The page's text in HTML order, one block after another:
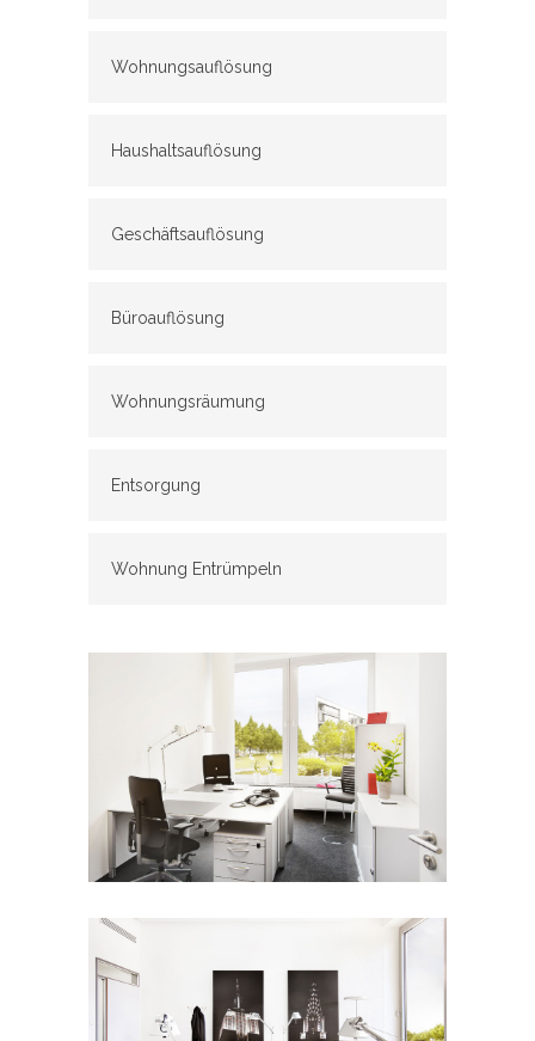
Wohnungsauflösung
Haushaltsauflösung
Geschäftsauflösung
Büroauflösung
Wohnungsräumung
Entsorgung
Wohnung Entrümpeln